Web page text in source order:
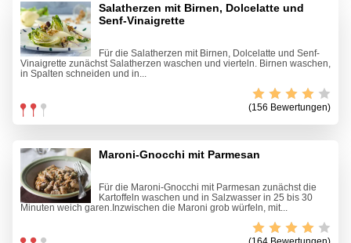
Salatherzen mit Birnen, Dolcelatte und
Senf-Vinaigrette
Für die Salatherzen mit Birnen, Dolcelatte und Senf-
Vinaigrette zunächst Salatherzen waschen und vierteln. Birnen waschen,
in Spalten schneiden und in...
(156 Bewertungen)
Maroni-Gnocchi mit Parmesan
Für die Maroni-Gnocchi mit Parmesan zunächst die
Kartoffeln waschen und in Salzwasser in 25 bis 30
Minuten weich garen.Inzwischen die Maroni grob würfeln, mit...